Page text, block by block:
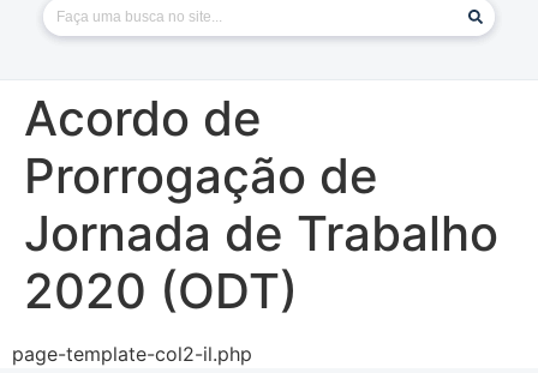
Acordo de
Prorrogação de
Jornada de Trabalho
2020 (ODT)
page-template-col2-il.php